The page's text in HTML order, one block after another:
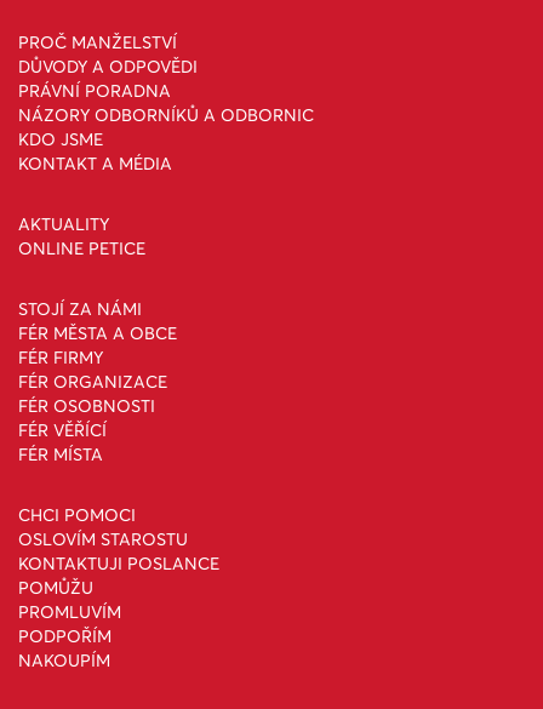
PROČ MANŽELSTVÍ
DŮVODY A ODPOVĚDI
PRÁVNÍ PORADNA
NÁZORY ODBORNÍKŮ A ODBORNIC
KDO JSME
KONTAKT A MÉDIA
AKTUALITY
ONLINE PETICE
STOJÍ ZA NÁMI
FÉR MĚSTA A OBCE
FÉR FIRMY
FÉR ORGANIZACE
FÉR OSOBNOSTI
FÉR VĚŘÍCÍ
FÉR MÍSTA
CHCI POMOCI
OSLOVÍM STAROSTU
KONTAKTUJI POSLANCE
POMŮŽU
PROMLUVÍM
PODPOŘÍM
NAKOUPÍM